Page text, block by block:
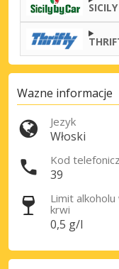
Wazne informacje
Jezyk
Włoski
Kod
39
Limit alkoholu
krwi
0,5 g/l
Najlepsze
Uzyskaj
partnerów